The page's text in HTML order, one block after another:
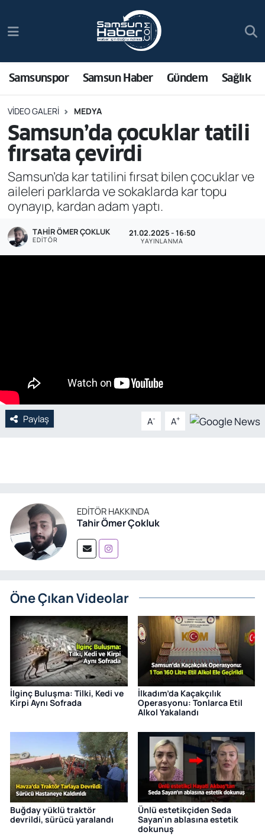
Samsunspor Samsun Haber Gündem Sağlık
VIDEO GALERI MEDYA
Samsun’da çocuklar tatili
fırsata çevirdi
Samsun’da kar tatilini fırsat bilen çocuklar ve
aileleri parklarda ve sokaklarda kar topu
oynayıp, kardan adam yaptı.
TAHIR ÖMER ÇOKLUK
EDITÖR
21.02.2025 - 16:50
YAYINLANMA
Paylaş A- A+
EDITÖR HAKKINDA
Tahir Ömer Çokluk
Öne Çıkan Videolar
İlginç Buluşma: Tilki, Kedi ve
Kirpi Aynı Sofrada
İlkadım’da Kaçakçılık
Operasyonu: Tonlarca Etil
Alkol Yakalandı
Buğday yüklü traktör
devrildi, sürücü yaralandı
Ünlü estetikçiden Seda
Sayan'ın ablasına estetik
dokunuş
Samsun Haber
Sağlık
Asayiş
Bilim ve Teknoloji
Bölge
Dünya
Ekonomi
POLİTİKA
Siyaset
Trafik Durumu
Süper Lig Puan Durumu ve Fikstür
Tüm Manşetler
Son Dakika Haberleri
Haber Arşivi